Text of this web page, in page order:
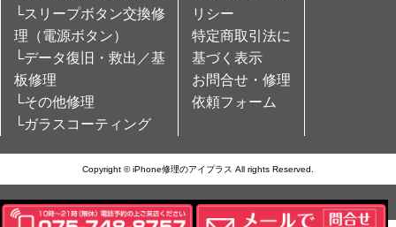
└スリープボタン交換修
理（電源ボタン）
└データ復旧・救出／基
板修理
└その他修理
└ガラスコーティング
リシー
特定商取引法に
基づく表示
お問合せ・修理
依頼フォーム
Copyright © iPhone修理のアイプラス All rights Reserved.